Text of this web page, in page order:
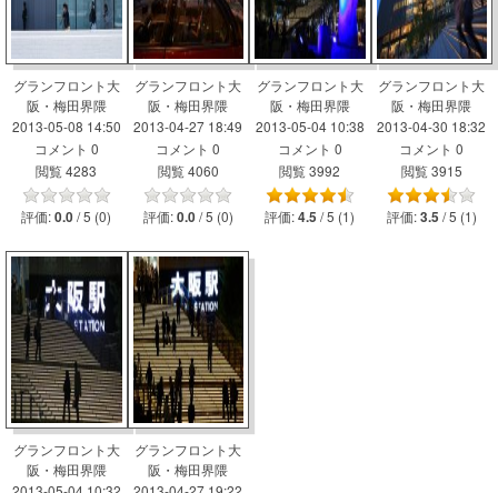
グランフロント大
阪・梅田界隈
2013-05-08 14:50
コメント 0
閲覧 4283
評価:0.0 / 5 (0)
グランフロント大
阪・梅田界隈
2013-04-27 18:49
コメント 0
閲覧 4060
評価:0.0 / 5 (0)
グランフロント大
阪・梅田界隈
2013-05-04 10:38
コメント 0
閲覧 3992
評価:4.5 / 5 (1)
グランフロント大
阪・梅田界隈
2013-04-30 18:32
コメント 0
閲覧 3915
評価:3.5 / 5 (1)
グランフロント大
阪・梅田界隈
グランフロント大
阪・梅田界隈